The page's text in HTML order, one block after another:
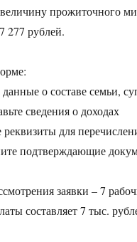
прожиточного
277 рублей.
о составе семьи,
сведения о доходах
реквизиты для
подтверждающие
заявки – 7
составляет 7 тыс.